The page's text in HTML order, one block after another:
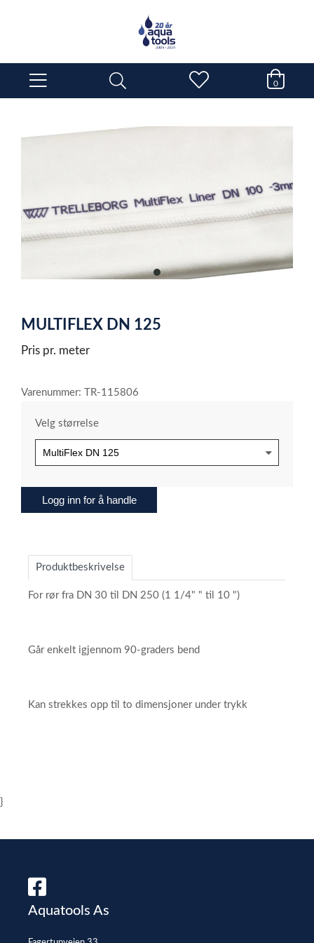
0
item
of
1
MULTIFLEX DN 125
Pris pr. meter
Varenummer: TR-115806
Velg størrelse
Logg inn for å handle
Produktbeskrivelse
For rør fra DN 30 til DN 250 (1 1/4" " til 10 ")
Går enkelt igjennom 90-graders bend
Kan strekkes opp til to dimensjoner under trykk
}
Aquatools As